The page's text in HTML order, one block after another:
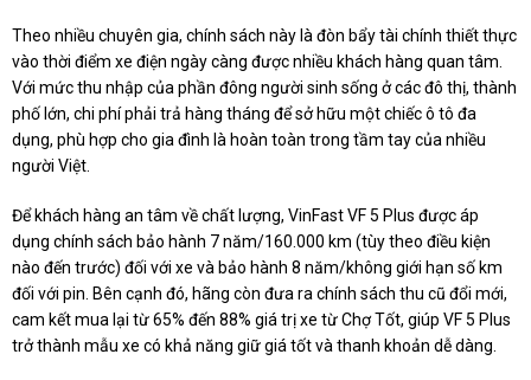
Theo nhiều chuyên gia, chính sách này là đòn bẩy tài chính thiết thực
vào thời điểm xe điện ngày càng được nhiều khách hàng quan tâm.
Với mức thu nhập của phần đông người sinh sống ở các đô thị, thành
phố lớn, chi phí phải trả hàng tháng để sở hữu một chiếc ô tô đa
dụng, phù hợp cho gia đình là hoàn toàn trong tầm tay của nhiều
người Việt.
Để khách hàng an tâm về chất lượng, VinFast VF 5 Plus được áp
dụng chính sách bảo hành 7 năm/160.000 km (tùy theo điều kiện
nào đến trước) đối với xe và bảo hành 8 năm/không giới hạn số km
đối với pin. Bên cạnh đó, hãng còn đưa ra chính sách thu cũ đổi mới,
cam kết mua lại từ 65% đến 88% giá trị xe từ Chợ Tốt, giúp VF 5 Plus
trở thành mẫu xe có khả năng giữ giá tốt và thanh khoản dễ dàng.